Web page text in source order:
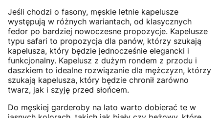
Jeśli chodzi o fasony, męskie letnie kapelusze
występują w różnych wariantach, od klasycznych
fedor po bardziej nowoczesne propozycje. Kapelusze
typu safari to propozycja dla panów, którzy szukają
kapelusza, który będzie jednocześnie elegancki i
funkcjonalny. Kapelusz z dużym rondem z przodu i
daszkiem to idealne rozwiązanie dla mężczyzn, którzy
szukają kapelusza, który będzie chronił zarówno
twarz, jak i szyję przed słońcem.
Do męskiej garderoby na lato warto dobierać te w